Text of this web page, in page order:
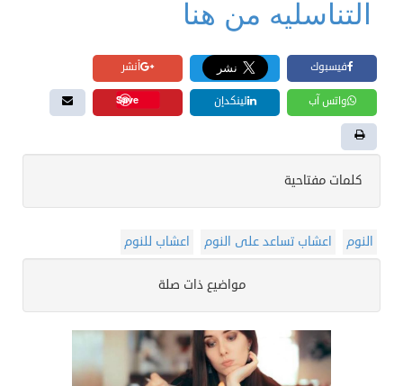
التناسليه من هنا
فيسبوك أنشر
واتس آب لينكدإن Save
كلمات مفتاحية
النوم اعشاب تساعد على النوم اعشاب للنوم
مواضيع ذات صلة